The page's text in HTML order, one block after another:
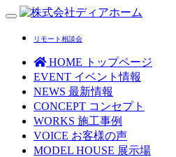
Toggle
リモート相談会
HOME
トップページ
EVENT イベント情報
NEWS 最新情報
CONCEPT コンセプト
WORKS 施工事例
VOICE お客様の声
MODEL HOUSE 展示場